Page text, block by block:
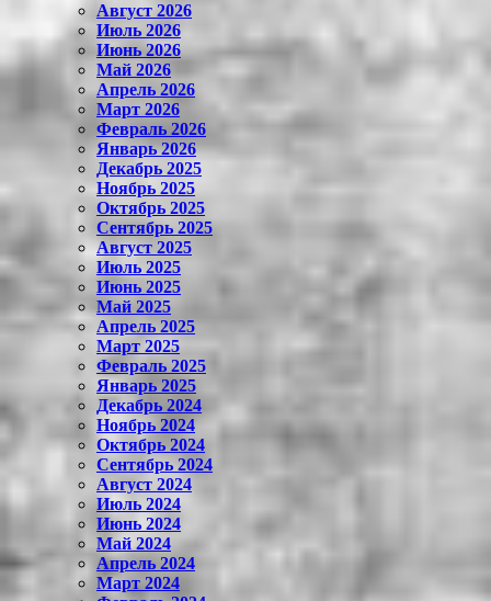
Август 2026
Июль 2026
Июнь 2026
Май 2026
Апрель 2026
Март 2026
Февраль 2026
Январь 2026
Декабрь 2025
Ноябрь 2025
Октябрь 2025
Сентябрь 2025
Август 2025
Июль 2025
Июнь 2025
Май 2025
Апрель 2025
Март 2025
Февраль 2025
Январь 2025
Декабрь 2024
Ноябрь 2024
Октябрь 2024
Сентябрь 2024
Август 2024
Июль 2024
Июнь 2024
Май 2024
Апрель 2024
Март 2024